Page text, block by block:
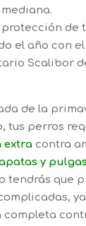
de
el año con
Scalibor
de la
tus perros
extra contra
y
tendrás que
completa